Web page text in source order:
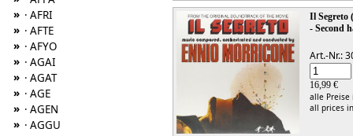
» · AFRI
» · AFTE
» · AFYO
» · AGAI
» · AGAT
» · AGE
» · AGEN
» · AGGU
Il Segreto
- Second
Art.-Nr.:
16,99 €
alle
all prices